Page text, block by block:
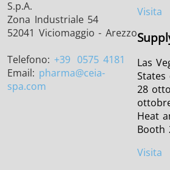
S.p.A.
Zona Industriale 54
52041 Viciomaggio - Arezzo
Telefono: +39 0575 4181
Email: pharma@ceia-
spa.com
Visita
Las
States
28
Heat
Booth
Visita